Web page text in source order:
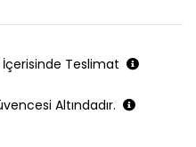
İçerisinde Teslimat
Altındadır.